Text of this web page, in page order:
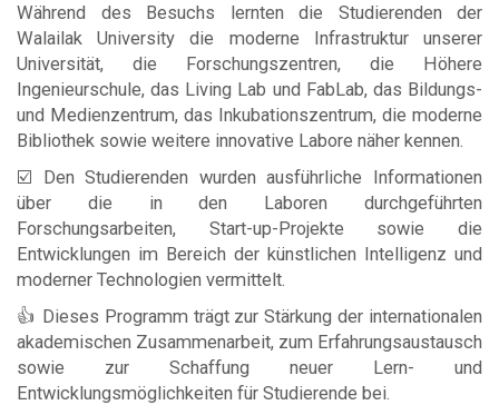
Während des Besuchs lernten die Studierenden der
Walailak University die moderne Infrastruktur unserer
Universität, die Forschungszentren, die Höhere
Ingenieurschule, das Living Lab und FabLab, das Bildungs-
und Medienzentrum, das Inkubationszentrum, die moderne
Bibliothek sowie weitere innovative Labore näher kennen.
☑️ Den Studierenden wurden ausführliche Informationen
über die in den Laboren durchgeführten
Forschungsarbeiten, Start-up-Projekte sowie die
Entwicklungen im Bereich der künstlichen Intelligenz und
moderner Technologien vermittelt.
👍 Dieses Programm trägt zur Stärkung der internationalen
akademischen Zusammenarbeit, zum Erfahrungsaustausch
sowie zur Schaffung neuer Lern- und
Entwicklungsmöglichkeiten für Studierende bei.